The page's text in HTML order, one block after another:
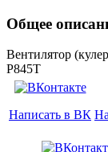
Общее
Вентилятор
P845T
Написать в ВК